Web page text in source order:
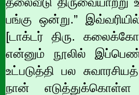
பங்கு ஒன்று.”
[டாக்டர் திரு.
என்னும் நூலில்
உட்படுத்தி பல
நான்